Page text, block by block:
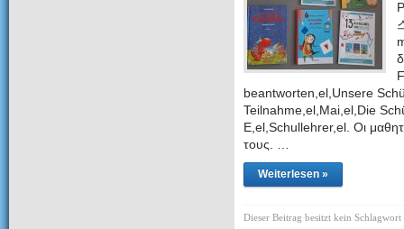
beantworten,el,Unsere
Teilnahme,el,Mai,el,Die
E,el,Schullehrer,el. Οι
τους. …
Weiterlesen »
Dieser Beitrag besitzt kein Schlagwort